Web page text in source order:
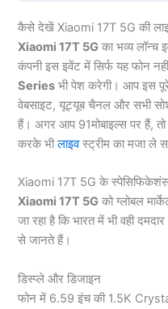
कैसे देखें Xiaomi 17T 5G की
Xiaomi 17T 5G का भव्य लॉन्च
कंपनी इस इवेंट में सिर्फ यह फोन
Series भी पेश करेगी। आप इस
वेबसाइट, यूट्यूब चैनल और सभी
हैं। अगर आप 91मोबाइल्स पर हैं,
करके भीलाइवस्ट्रीम का मजा ले
Xiaomi 17T 5G के
Xiaomi 17T 5G को ग्लोबल
जा रहा है कि भारत में भी वही
से जानते हैं।
डिस्प्ले और डिजाइन
फोन में 6.59 इंच की 1.5K